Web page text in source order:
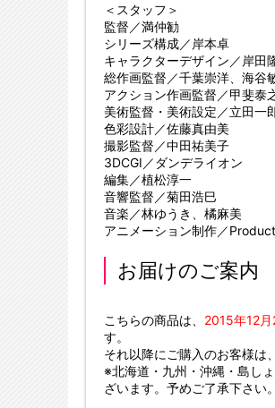
＜スタッフ＞
監督／満仲勧
シリーズ構成／岸本卓
キャラクターデザイン／岸田
総作画監督／千葉崇洋、海谷
アクション作画監督／甲斐泰
美術監督・美術設定／立田一
色彩設計／佐藤真由美
撮影監督／中田祐美子
3DCGI／ダンデライオン
編集／植松淳一
音響監督／菊田浩巳
音楽／林ゆうき、橘麻美
アニメーション制作／
お届けのご案内
こちらの商品は、 2015年12
す。
それ以降にご購入のお客様は
※北海道・九州・沖縄・島し
ざいます。予めご了承下さい。